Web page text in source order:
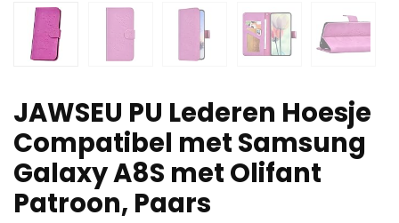
JAWSEU PU Lederen Hoesje
Compatibel met Samsung
Galaxy A8S met Olifant
Patroon, Paars